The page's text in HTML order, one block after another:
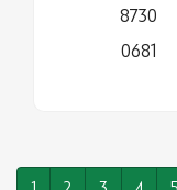
8730
0681